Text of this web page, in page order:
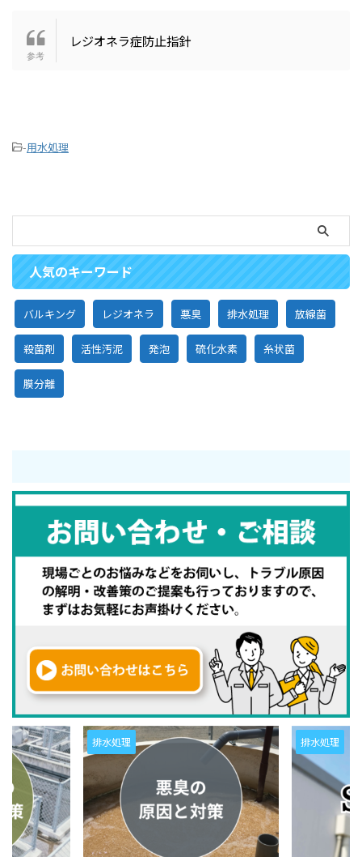
レジオネラ症防止指針
-用水処理
人気のキーワード
バルキング レジオネラ 悪臭 排水処理 放線菌
殺菌剤 活性汚泥 発泡 硫化水素 糸状菌
膜分離
排水処理 排水処理